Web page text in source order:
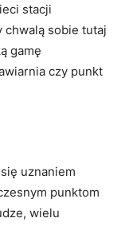
stacji
chwalą sobie tutaj
gamę
czy punkt
uznaniem
punktom
wielu